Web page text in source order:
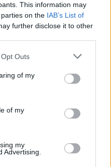
This information may
on the IAB’s List of
further disclose it to other
Outs
of my
of my
my
Advertising.
00:00:57
temperatūra kils iki